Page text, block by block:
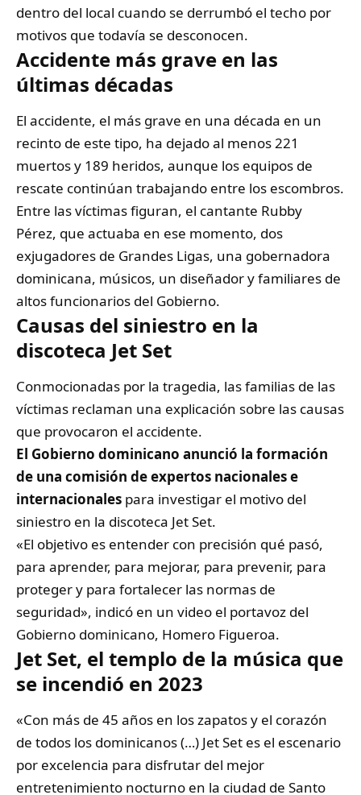
dentro del local cuando se derrumbó el techo por
motivos que todavía se desconocen.
Accidente más grave en las
últimas décadas
El accidente, el más grave en una década en un
recinto de este tipo, ha dejado al menos 221
muertos y 189 heridos, aunque los equipos de
rescate continúan trabajando entre los escombros.
Entre las víctimas figuran, el cantante Rubby
Pérez, que actuaba en ese momento, dos
exjugadores de Grandes Ligas, una gobernadora
dominicana, músicos, un diseñador y familiares de
altos funcionarios del Gobierno.
Causas del siniestro en la
discoteca Jet Set
Conmocionadas por la tragedia, las familias de las
víctimas reclaman una explicación sobre las causas
que provocaron el accidente.
El Gobierno dominicano anunció la formación
de una comisión de expertos nacionales e
internacionales para investigar el motivo del
siniestro en la discoteca Jet Set.
«El objetivo es entender con precisión qué pasó,
para aprender, para mejorar, para prevenir, para
proteger y para fortalecer las normas de
seguridad», indicó en un video el portavoz del
Gobierno dominicano, Homero Figueroa.
Jet Set, el templo de la música que
se incendió en 2023
«Con más de 45 años en los zapatos y el corazón
de todos los dominicanos (…) Jet Set es el escenario
por excelencia para disfrutar del mejor
entretenimiento nocturno en la ciudad de Santo